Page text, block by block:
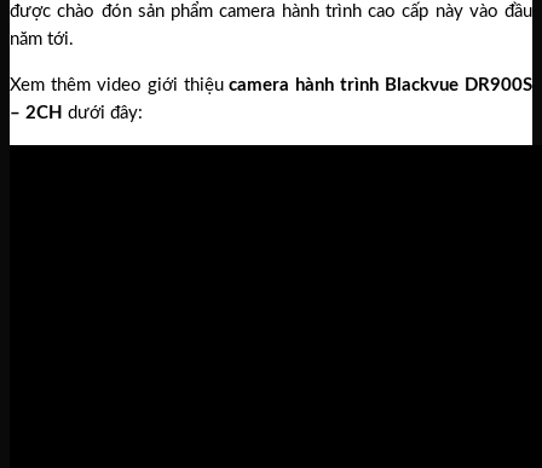
được chào đón sản phẩm camera hành trình cao cấp này vào đầu
năm tới.
Xem thêm video giới thiệucamera hành trình Blackvue DR900S
– 2CH dưới đây: